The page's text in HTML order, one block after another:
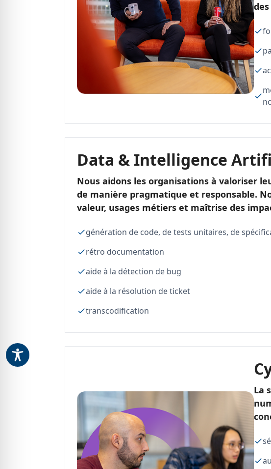
Data & Intelligence
Nous aidons les organisations à valoriser
de manière pragmatique et responsable.
valeur, usages métiers et maîtrise des
génération de code, de tests unitaires, de
rétro documentation
aide à la détection de bug
aide à la résolution de ticket
transcodification
La